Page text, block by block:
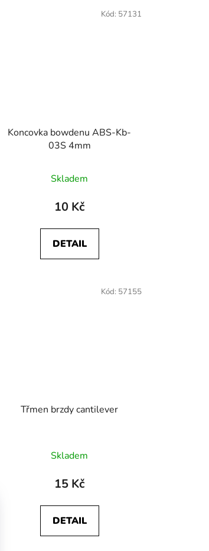
Koncovka bowdenu ABS-Kb-
03S 4mm
Skladem
10 Kč
DETAIL
Kód: 57131
Třmen brzdy cantilever
Skladem
15 Kč
DETAIL
Kód: 57155